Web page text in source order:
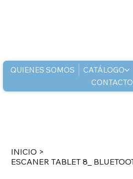
QUIENES SOMOS CATÁLOGO
CONTACTO
INICIO >